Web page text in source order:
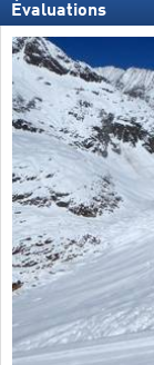
Évaluations